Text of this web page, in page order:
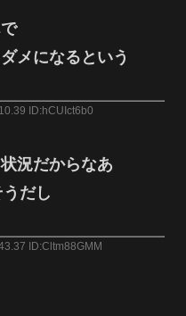
メになるという
ID:hCUIct6b0
況だからなあ
だし
ID:Cltm88GMM